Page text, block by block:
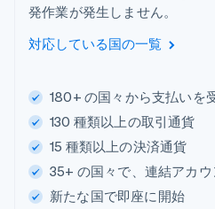
発作業が発生しません。
対応している国の一覧
180+ の国々から支払いを
130 種類以上の取引通貨
15 種類以上の決済通貨
35+ の国々で、連結アカ
新たな国で即座に開始